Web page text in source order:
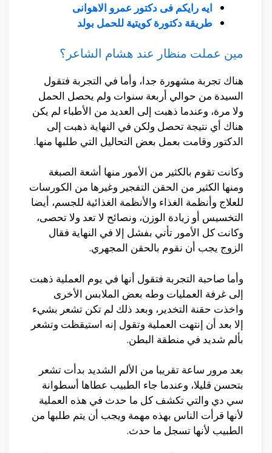
ايه رايكم فى دكتور عمرو الاهوانى
طريقة دكتورة كويتية للحمل بولد
مين عملت منظار عند هشام الشاعر؟
هناك تجربة مشهورة جدا، وأما في التجربة فتقول
السيدة من حوالي أربعة سنوات ولم يحصل الحمل
ولا مرة، وعندما ذهبت إلى العديد من الأطباء لم يكن
هناك أي نتيجة تحصل ولكن في النهاية ذهبت إلى
الدكتور وقامت بعمل بعض التحاليل التي طلبها منها.
وكانت تقوم بالكثير من الأمور منها أشعة الصبغة
ومنها الكثير من الحقن التفجير وغيرها من الكورسات
للعلاج وأنظمة الغذاء والأنظمة الغذائية للجسم، أيضا
التخسيس أو زيادة الوزن، ونصائح لا تعد ولا تحصى،
وكانت كل الأمور تأتي بفشل إلا في النهاية فقال
الزوج يجب أن نقوم بالحقن المجهري.
وأما صاحبة التجربة فتقول أنها في يوم العملية ذهبت
إلى غرفة العمليات وطه بعض الملابس الأخرى
واخذت حقنة التخدير، وبعد ذلك لم تكن تشعر بشيء
إلا بعد أن إنتهت العملية وتقول إنه استيقظت وتشعر
بألم شديد في منطقة البطن.
بعد مرور ساعة تقريبا من الألم الشديد بدأت تشعر
بتحسن قليلا، وعندما جاء الطبيب عطاها أسطوانة
سي دي والتي تكشف كل ما حدث في هذه العملية
لأنها قرأت الناس بهذه مهمة ويجب أن يتم طلبها من
الطبيب لأنها تسجل ما حدث.